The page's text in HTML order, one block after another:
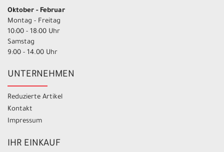
Oktober - Februar
Montag - Freitag
10:00 - 18:00 Uhr
Samstag
9:00 - 14.00 Uhr
UNTERNEHMEN
Reduzierte Artikel
Kontakt
Impressum
IHR EINKAUF